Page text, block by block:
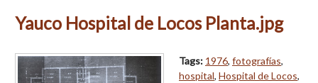
Yauco Hospital de Locos Planta.jpg
Tags: 1976, fotografías,
hospital, Hospital de Locos,